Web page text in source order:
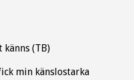
(TB)
min känslostarka